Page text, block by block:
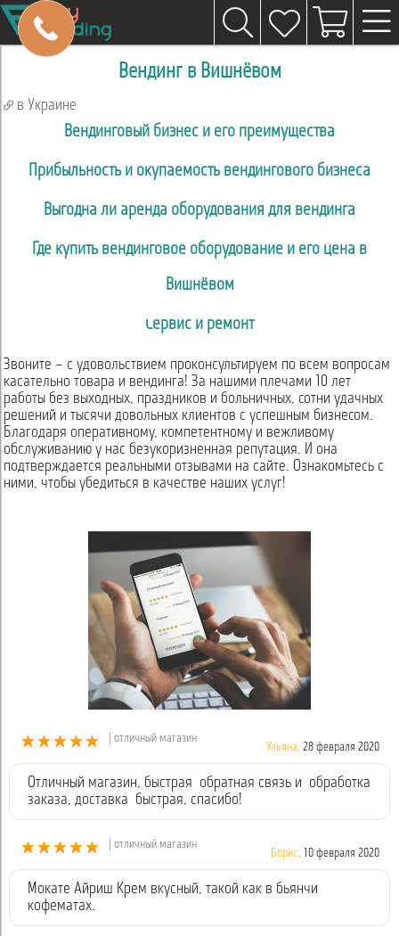
Вендинг в Вишнёвом
в Украине
Вендинговый бизнес и его преимущества
Прибыльность и окупаемость вендингового бизнеса
Выгодна ли аренда оборудования для вендинга
Где купить вендинговое оборудование и его цена в
Вишнёвом
Сервис и ремонт
Звоните – с удовольствием проконсультируем по всем вопросам
касательно товара и вендинга! За нашими плечами 10 лет
работы без выходных, праздников и больничных, сотни удачных
решений и тысячи довольных клиентов с успешным бизнесом.
Благодаря оперативному, компетентному и вежливому
обслуживанию у нас безукоризненная репутация. И она
подтверждается реальными отзывами на сайте. Ознакомьтесь с
ними, чтобы убедиться в качестве наших услуг!
| отличный магазин
Ульяна, 28 февраля 2020
Отличный магазин, быстрая обратная связь и обработка
заказа, доставка быстрая, спасибо!
| отличный магазин
Борис, 10 февраля 2020
Мокате Айриш Крем вкусный, такой как в бьянчи
кофематах.